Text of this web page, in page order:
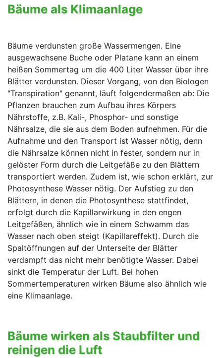
Bäume als Klimaanlage
Bäume verdunsten große Wassermengen. Eine
ausgewachsene Buche oder Platane kann an einem
heißen Sommertag um die 400 Liter Wasser über ihre
Blätter verdunsten. Dieser Vorgang, von den Biologen
"Transpiration" genannt, läuft folgendermaßen ab: Die
Pflanzen brauchen zum Aufbau ihres Körpers
Nährstoffe, z.B. Kali-, Phosphor- und sonstige
Nährsalze, die sie aus dem Boden aufnehmen. Für die
Aufnahme und den Transport ist Wasser nötig, denn
die Nährsalze können nicht in fester, sondern nur in
gelöster Form durch die Leitgefäße zu den Blättern
transportiert werden. Zudem ist, wie schon erklärt, zur
Photosynthese Wasser nötig. Der Aufstieg zu den
Blättern, in denen die Photosynthese stattfindet,
erfolgt durch die Kapillarwirkung in den engen
Leitgefäßen, ähnlich wie in einem Schwamm das
Wasser nach oben steigt (Kapillareffekt). Durch die
Spaltöffnungen auf der Unterseite der Blätter
verdampft das nicht mehr benötigte Wasser. Dabei
sinkt die Temperatur der Luft. Bei hohen
Sommertemperaturen wirken Bäume also ähnlich wie
eine Klimaanlage.
Bäume wirken als Staubfilter und
reinigen die Luft